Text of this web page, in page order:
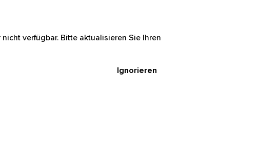
verfügbar. Bitte aktualisieren Sie Ihren
Ignorieren